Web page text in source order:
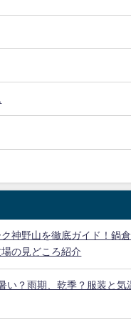
神野山を徹底ガイド！鍋
の見どころ紹介
い？雨期、乾季？服装と気